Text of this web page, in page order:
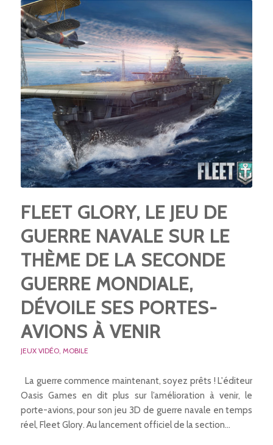
FLEET GLORY, LE JEU DE
GUERRE NAVALE SUR LE
THÈME DE LA SECONDE
GUERRE MONDIALE,
DÉVOILE SES PORTES-
AVIONS À VENIR
JEUX VIDÉO, MOBILE
La guerre commence maintenant, soyez prêts ! L'éditeur
Oasis Games en dit plus sur l’amélioration à venir, le
porte-avions, pour son jeu 3D de guerre navale en temps
réel, Fleet Glory. Au lancement officiel de la section…